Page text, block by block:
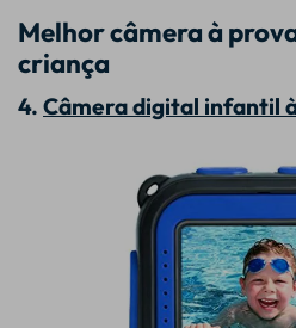
Melhor câmera à
criança
4. Câmera digital infantil